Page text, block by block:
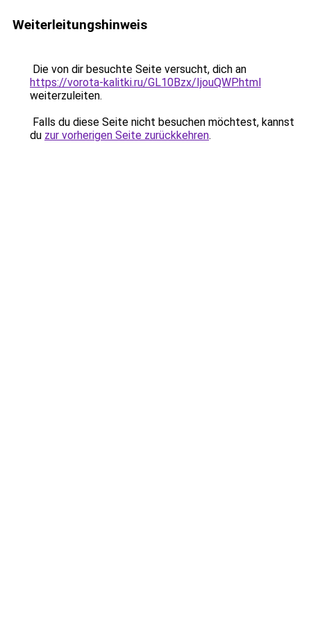
Weiterleitungshinweis
Die von dir besuchte Seite versucht, dich an
https://vorota-kalitki.ru/GL10Bzx/IjouQWP.html
weiterzuleiten.
Falls du diese Seite nicht besuchen möchtest, kannst
du zur vorherigen Seite zurückkehren.